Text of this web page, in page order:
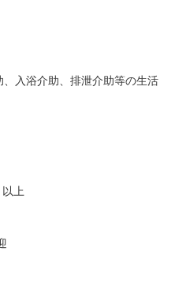
入浴介助、排泄介助等の生活
上